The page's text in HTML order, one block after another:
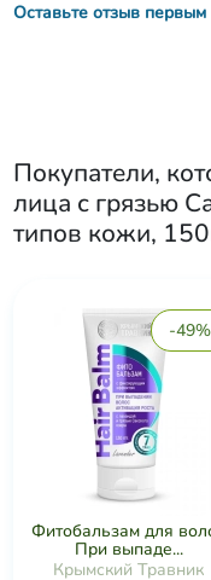
Оставьте отзыв первым
Покупатели,
лица с грязью
типов кожи,
-49%
Фитобальзам для
При выпаде...
Крымский Травник